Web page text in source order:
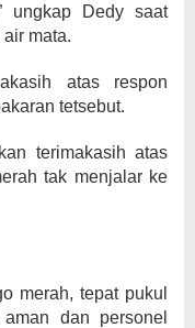
ungkap Dedy saat
mata.
atas respon
tetsebut.
terimakasih atas
tak menjalar ke
merah, tepat pukul
dan personel